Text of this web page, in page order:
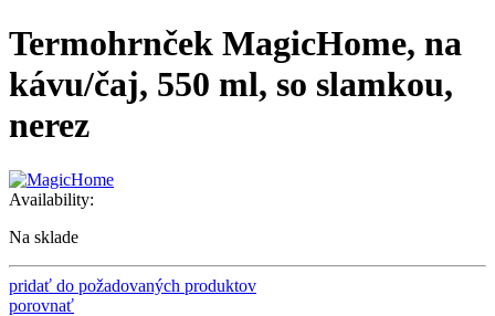
Termohrnček MagicHome, na
kávu/čaj, 550 ml, so slamkou,
nerez
Availability:
Na sklade
pridať do požadovaných produktov
porovnať